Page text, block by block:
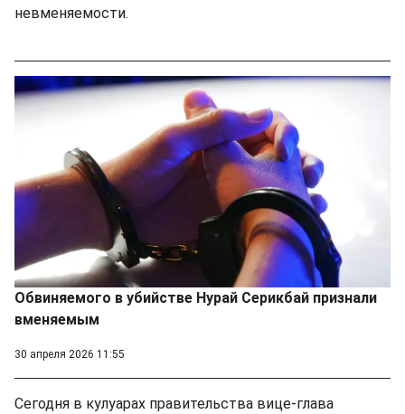
невменяемости.
Обвиняемого в убийстве Нурай Серикбай признали
вменяемым
30 апреля 2026 11:55
Сегодня в кулуарах правительства вице-глава